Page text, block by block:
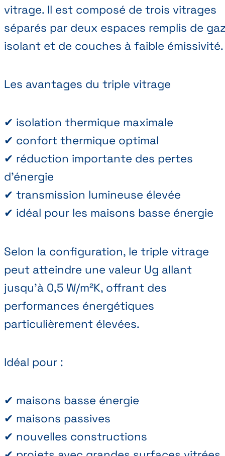
vitrage. Il est composé de trois vitrages
séparés par deux espaces remplis de
isolant et de couches à faible émissivité.
Les avantages du triple vitrage
✔ isolation thermique maximale
✔ confort thermique optimal
✔ réduction importante des pertes
d’énergie
✔ transmission lumineuse élevée
✔ idéal pour les maisons basse énergie
Selon la configuration, le triple vitrage
peut atteindre une valeur Ug allant
jusqu’à 0,5 W/m²K, offrant des
performances énergétiques
particulièrement élevées.
Idéal pour :
✔ maisons basse énergie
✔ maisons passives
✔ nouvelles constructions